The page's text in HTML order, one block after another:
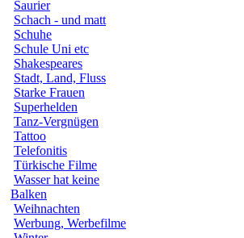
Saurier
Schach - und matt
Schuhe
Schule Uni etc
Shakespeares
Stadt, Land, Fluss
Starke Frauen
Superhelden
Tanz-Vergnügen
Tattoo
Telefonitis
Türkische Filme
Wasser hat keine
Balken
Weihnachten
Werbung, Werbefilme